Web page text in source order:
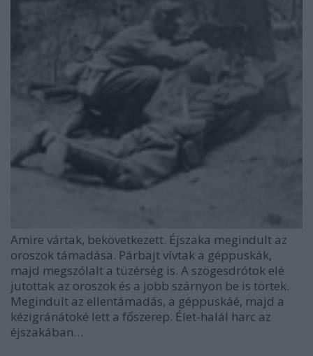
Amire vártak, bekövetkezett. Éjszaka megindult az
oroszok támadása. Párbajt vívtak a géppuskák,
majd megszólalt a tüzérség is. A szögesdrótok elé
jutottak az oroszok és a jobb szárnyon be is törtek.
Megindult az ellentámadás, a géppuskáé, majd a
kézigránátoké lett a főszerep. Élet-halál harc az
éjszakában…